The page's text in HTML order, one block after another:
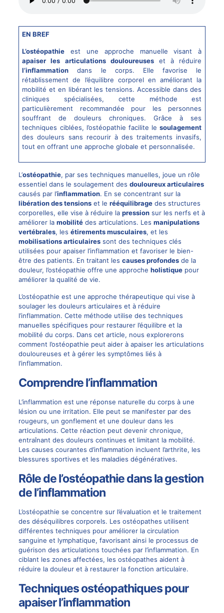
EN BREF
L’ostéopathie est une approche manuelle visant à
apaiser les articulations douloureuseset à réduire
l’inflammation dans le corps. Elle favorise le
rétablissement de l’équilibre corporel en améliorant la
mobilité et en libérant les tensions. Accessible dans des
cliniques spécialisées, cette méthode est
particulièrement recommandée pour les personnes
souffrant de douleurs chroniques. Grâce à ses
techniques ciblées, l’ostéopathie facilite lesoulagement
des douleurs sans recourir à des traitements invasifs,
tout en offrant une approche globale et personnalisée.
L’ostéopathie, par ses techniques manuelles, joue un rôle
essentiel dans le soulagement des douloureux articulaires
causés par l’inflammation. En se concentrant sur la
libération des tensionset le rééquilibragedes structures
corporelles, elle vise à réduire la pressionsur les nerfs et à
améliorer la mobilitédes articulations. Les manipulations
vertébrales, les étirements musculaires, et les
mobilisations articulairessont des techniques clés
utilisées pour apaiser l’inflammation et favoriser le bien-
être des patients. En traitant les causes profondesde la
douleur, l’ostéopathie offre une approche holistiquepour
améliorer la qualité de vie.
L’ostéopathie est une approche thérapeutique qui vise à
soulager les douleurs articulaires et à réduire
l’inflammation. Cette méthode utilise des techniques
manuelles spécifiques pour restaurer l’équilibre et la
mobilité du corps. Dans cet article, nous explorerons
comment l’ostéopathie peut aider à apaiser les articulations
douloureuses et à gérer les symptômes liés à
l’inflammation.
Comprendre l’inflammation
L’inflammation est une réponse naturelle du corps à une
lésion ou une irritation. Elle peut se manifester par des
rougeurs, un gonflement et une douleur dans les
articulations. Cette réaction peut devenir chronique,
entraînant des douleurs continues et limitant la mobilité.
Les causes courantes d’inflammation incluent l’arthrite, les
blessures sportives et les maladies dégénératives.
Rôle de l’ostéopathie dans la gestion
de l’inflammation
L’ostéopathie se concentre sur l’évaluation et le traitement
des déséquilibres corporels. Les ostéopathes utilisent
différentes techniques pour améliorer la circulation
sanguine et lymphatique, favorisant ainsi le processus de
guérison des articulations touchées par l’inflammation. En
ciblant les zones affectées, les ostéopathes aident à
réduire la douleur et à restaurer la fonction articulaire.
Techniques ostéopathiques pour
apaiser l’inflammation